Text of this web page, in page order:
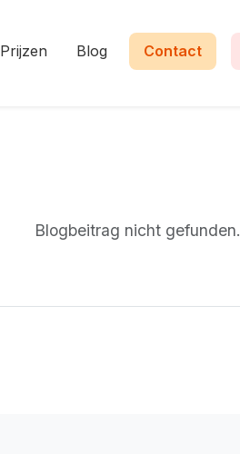
Prijzen Blog Contact
Blogbeitrag nicht gefunden.